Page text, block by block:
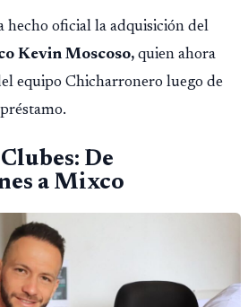
oficial la adquisición del
Kevin Moscoso, quien ahora
equipo Chicharronero luego de
De
a Mixco